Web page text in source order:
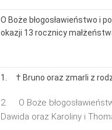
O Boże błogosławieństwo i
okazji 13 rocznicy
1. † Bruno oraz zmarli z
2. O Boże
Dawida oraz Karoliny i